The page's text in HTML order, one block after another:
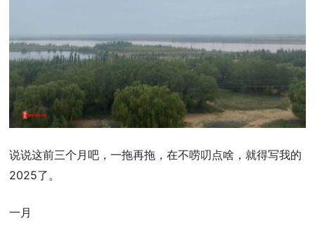
说说这前三个月吧，一拖再拖，在不唠叨点啥，就得写我的
2025了。
一月